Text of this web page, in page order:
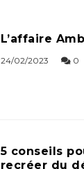
L’affaire
24/02/2023 0
5 conseils
recréer du